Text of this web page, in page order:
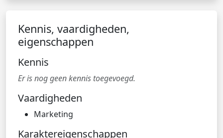
Kennis, vaardigheden,
eigenschappen
Kennis
Er is nog geen kennis toegevoegd.
Vaardigheden
Marketing
Karaktereigenschappen